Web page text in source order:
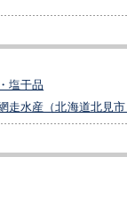
塩干品
走水産（北海道北見